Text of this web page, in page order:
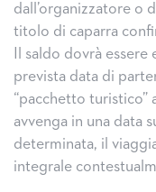
dall’organizzatore o
titolo di caparra
Il saldo dovrà
prevista data di
“pacchetto turistico”
avvenga in una data
determinata, il
integrale